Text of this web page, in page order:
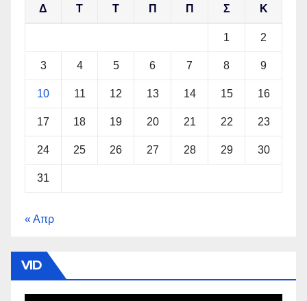
Δ Τ Τ Π Π Σ Κ
1 2
3 4 5 6 7 8 9
10 11 12 13 14 15 16
17 18 19 20 21 22 23
24 25 26 27 28 29 30
31
« Απρ
VID